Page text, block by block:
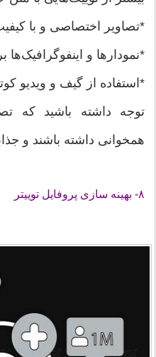
*تصاویر اختصاصی و با
*نمودارها و اینفوگرافیک‌ها
*استفاده از گیف و ویدیو
توجه داشته باشید که
همخوانی داشته باشند و
۸- بهینه سازی پروفایل توییتر